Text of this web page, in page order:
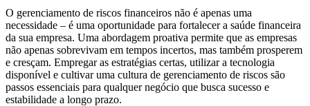
O gerenciamento de riscos financeiros não é apenas uma
necessidade – é uma oportunidade para fortalecer a saúde financeira
da sua empresa. Uma abordagem proativa permite que as empresas
não apenas sobrevivam em tempos incertos, mas também prosperem
e cresçam. Empregar as estratégias certas, utilizar a tecnologia
disponível e cultivar uma cultura de gerenciamento de riscos são
passos essenciais para qualquer negócio que busca sucesso e
estabilidade a longo prazo.